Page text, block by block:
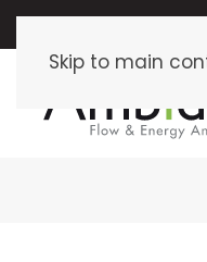
Skip to main
Energimätare,